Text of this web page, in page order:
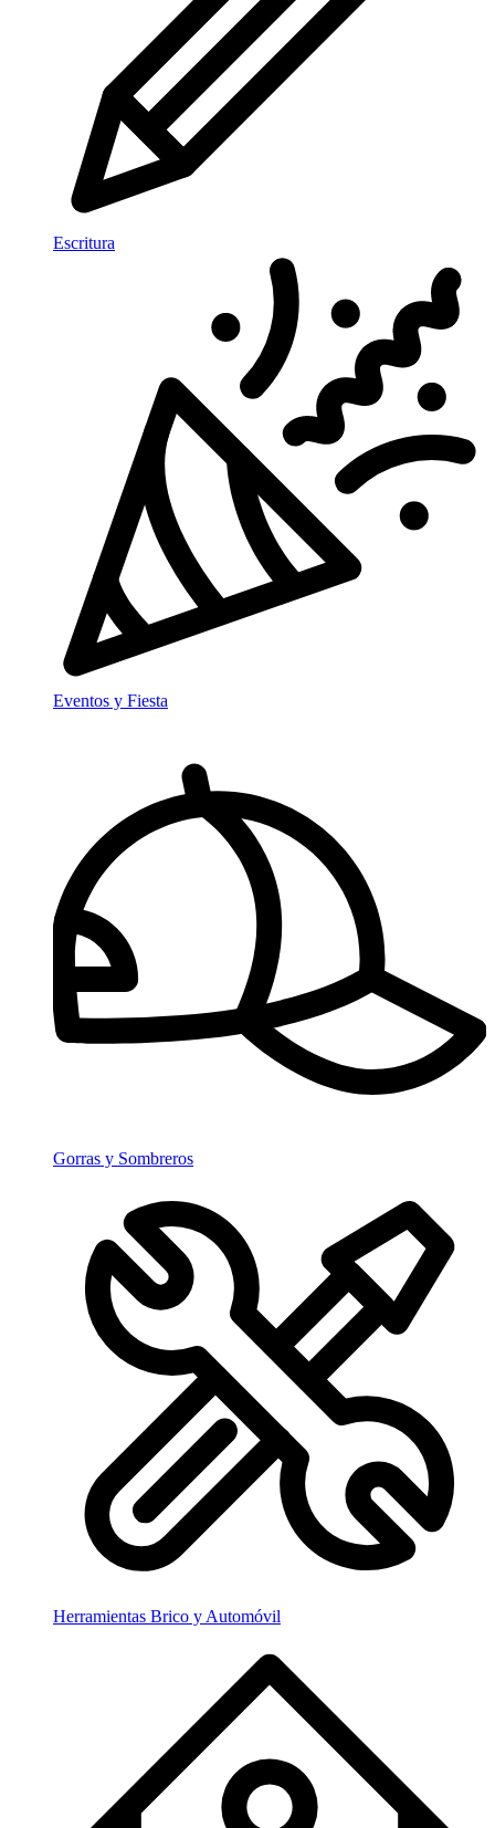
Escritura
Eventos y Fiesta
Gorras y Sombreros
Herramientas Brico y Automóvil